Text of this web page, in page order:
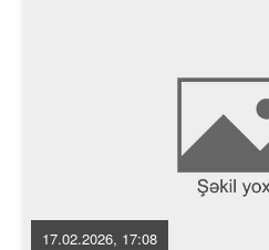
17.02.2026, 17:08